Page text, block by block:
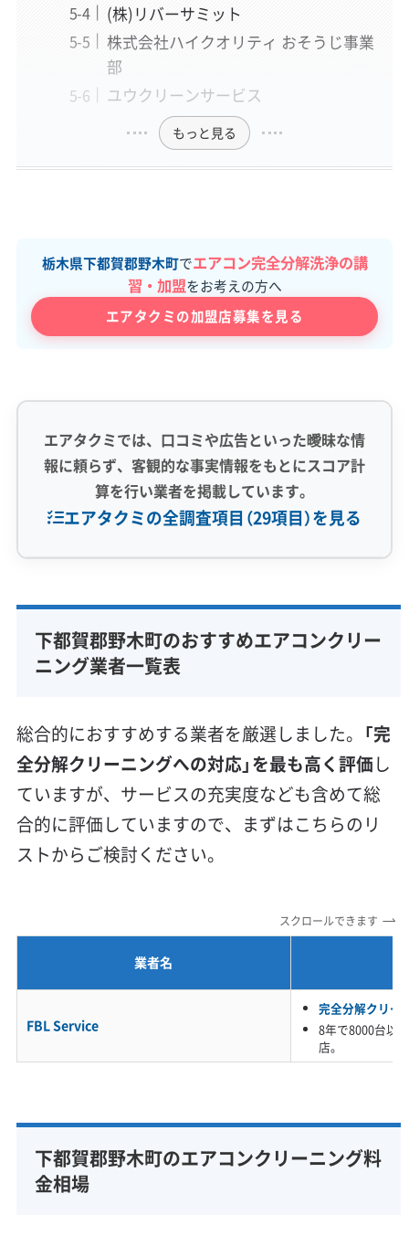
(株)リバーサミット
株式会社ハイクオリティ おそうじ事業
部
ユウクリーンサービス
もっと見る
栃木県下都賀郡野木町でエアコン完全分解洗浄の講
習・加盟をお考えの方へ
エアタクミの加盟店募集を見る
エアタクミでは、口コミや広告といった曖昧な情
報に頼らず、客観的な事実情報をもとにスコア計
算を行い業者を掲載しています。
エアタクミの全調査項目（29項目）を見る
完全分解洗浄 部分クリーニング
実績10年以上
資格保有スタッフ
家庭用エアコン
保証付き アフターフォロー
女性スタッフ在籍
エコ洗剤使用
アレルギー対策
ハウスダスト除去
利便性・サービス (12)
年末年始対応
防カビ・抗菌 消臭処理 防汚コーティング
下都賀郡野木町のおすすめエアコンクリー
ニング業者一覧表
総合的におすすめする業者を厳選しました。 「完
全分解クリーニングへの対応」を最も高く評価し
ていますが、サービスの充実度なども含めて総
合的に評価していますので、まずはこちらのリ
ストからご検討ください。
スクロールできます
業者名
FBL Service
完全分解クリー
8年で8000台以
店。
下都賀郡野木町のエアコンクリーニング料
金相場